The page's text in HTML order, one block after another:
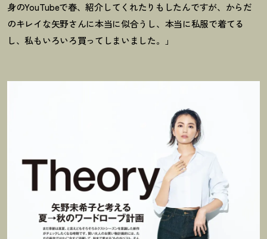
身のYouTubeで春、紹介してくれたりもしたんですが、からだ
のキレイな矢野さんに本当に似合うし、本当に私服で着てる
し、私もいろいろ買ってしまいました。」